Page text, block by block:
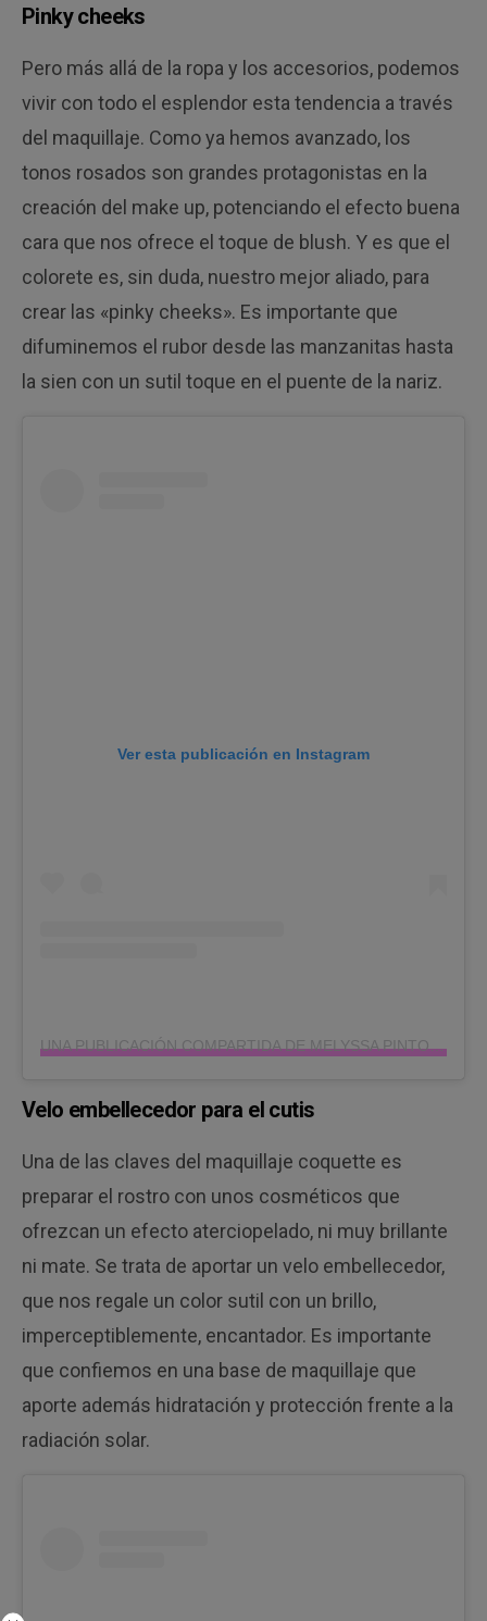
Pinky cheeks
Pero más allá de la ropa y los accesorios, podemos
vivir con todo el esplendor esta tendencia a través
del maquillaje. Como ya hemos avanzado, los
tonos rosados son grandes protagonistas en la
creación del make up, potenciando el efecto buena
cara que nos ofrece el toque de blush. Y es que el
colorete es, sin duda, nuestro mejor aliado, para
crear las «pinky cheeks». Es importante que
difuminemos el rubor desde las manzanitas hasta
la sien con un sutil toque en el puente de la nariz.
Ver esta publicación en Instagram
UNA PUBLICACIÓN COMPARTIDA DE MELYSSA PINTO (@MELYSSAPIINTO)
Velo embellecedor para el cutis
Una de las claves del maquillaje coquette es
preparar el rostro con unos cosméticos que
ofrezcan un efecto aterciopelado, ni muy brillante
ni mate. Se trata de aportar un velo embellecedor,
que nos regale un color sutil con un brillo,
imperceptiblemente, encantador. Es importante
que confiemos en una base de maquillaje que
aporte además hidratación y protección frente a la
radiación solar.